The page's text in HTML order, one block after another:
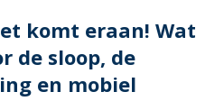
komt eraan! Wat
de sloop, de
en mobiel